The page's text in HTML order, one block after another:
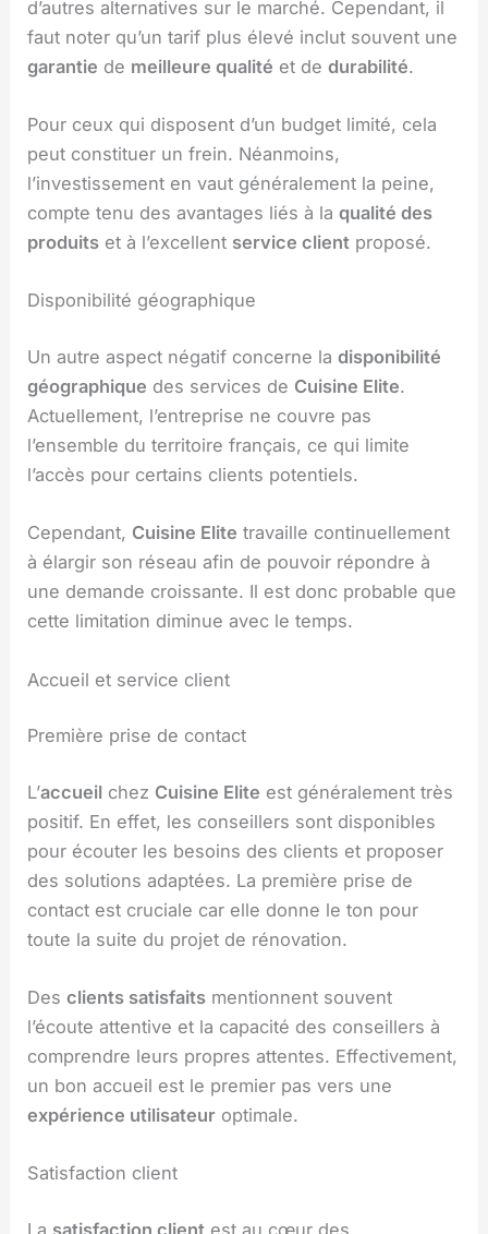
d’autres alternatives sur le marché. Cependant, il
faut noter qu’un tarif plus élevé inclut souvent une
garantie de meilleure qualité et dedurabilité.
Pour ceux qui disposent d’un budget limité, cela
peut constituer un frein. Néanmoins,
l’investissement en vaut généralement la peine,
compte tenu des avantages liés à laqualité des
produits et à l’excellent service client proposé.
Disponibilité géographique
Un autre aspect négatif concerne ladisponibilité
géographique des services de Cuisine Elite.
Actuellement, l’entreprise ne couvre pas
l’ensemble du territoire français, ce qui limite
l’accès pour certains clients potentiels.
Cependant, Cuisine Elite travaille continuellement
à élargir son réseau afin de pouvoir répondre à
une demande croissante. Il est donc probable que
cette limitation diminue avec le temps.
Accueil et service client
Première prise de contact
L’accueil chez Cuisine Elite est généralement très
positif. En effet, les conseillers sont disponibles
pour écouter les besoins des clients et proposer
des solutions adaptées. La première prise de
contact est cruciale car elle donne le ton pour
toute la suite du projet de rénovation.
Desclients satisfaits mentionnent souvent
l’écoute attentive et la capacité des conseillers à
comprendre leurs propres attentes. Effectivement,
un bon accueil est le premier pas vers une
expérience utilisateur optimale.
Satisfaction client
La satisfaction client est au cœur des